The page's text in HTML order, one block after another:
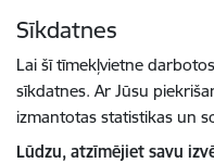
Sīkdatnes
Lai šī tīmekļvietne
sīkdatnes. Ar Jūsu
izmantotas statistikas un
Lūdzu, atzīmējiet savu